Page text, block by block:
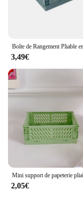
3,49€
2,05€